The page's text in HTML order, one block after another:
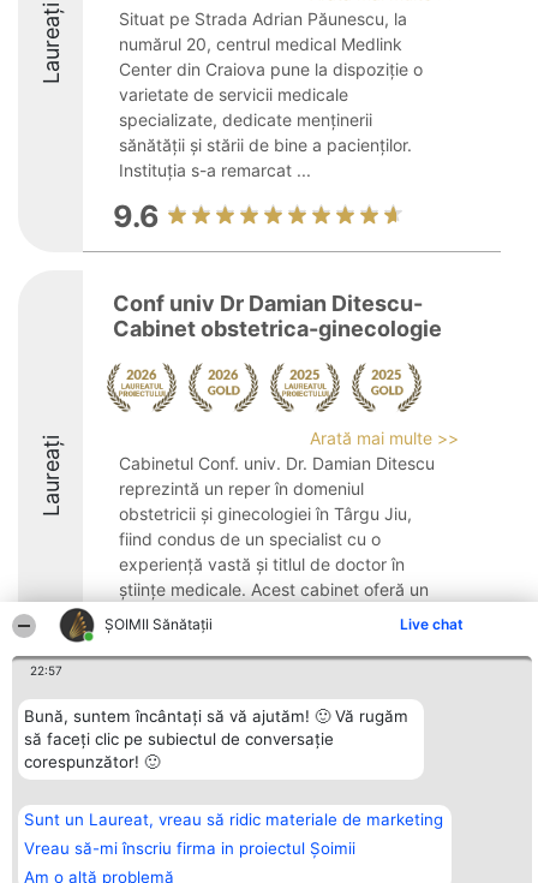
ŞOIMII Sănătații Live chat
22:57
Bună, suntem încântați să vă ajutăm! 🙂 Vă rugăm
să faceți clic pe subiectul de conversație
corespunzător! 🙂
Sunt un Laureat, vreau să ridic materiale de marketing
Vreau să-mi înscriu firma in proiectul Șoimii
Am o altă problemă
Laureați
Situat pe Strada Adrian Păunescu, la
numărul 20, centrul medical Medlink
Center din Craiova pune la dispoziție o
varietate de servicii medicale
specializate, dedicate menținerii
sănătății și stării de bine a pacienților.
Instituția s-a remarcat ...
9.6
Laureați
Conf univ Dr Damian Ditescu-
Cabinet obstetrica-ginecologie
Arată mai multe >>
Cabinetul Conf. univ. Dr. Damian Ditescu
reprezintă un reper în domeniul
obstetricii și ginecologiei în Târgu Jiu,
fiind condus de un specialist cu o
experiență vastă și titlul de doctor în
științe medicale. Acest cabinet oferă un
spectru extins ...
9.2
Organizator Ranking
BRIGHT SOLUTIONS BR SRL
Aleea Timisul De Sus 2 Bl. A30
București
tel: +40 770 990 492
Plebiscyt
Lista Tuturor
Reguli
Politica de